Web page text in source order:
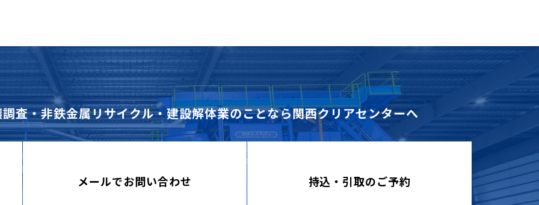
査・非鉄金属リサイクル・建設解体業のことなら関西クリアセンターへ
メールでお問い合わせ 持込・引取のご予約